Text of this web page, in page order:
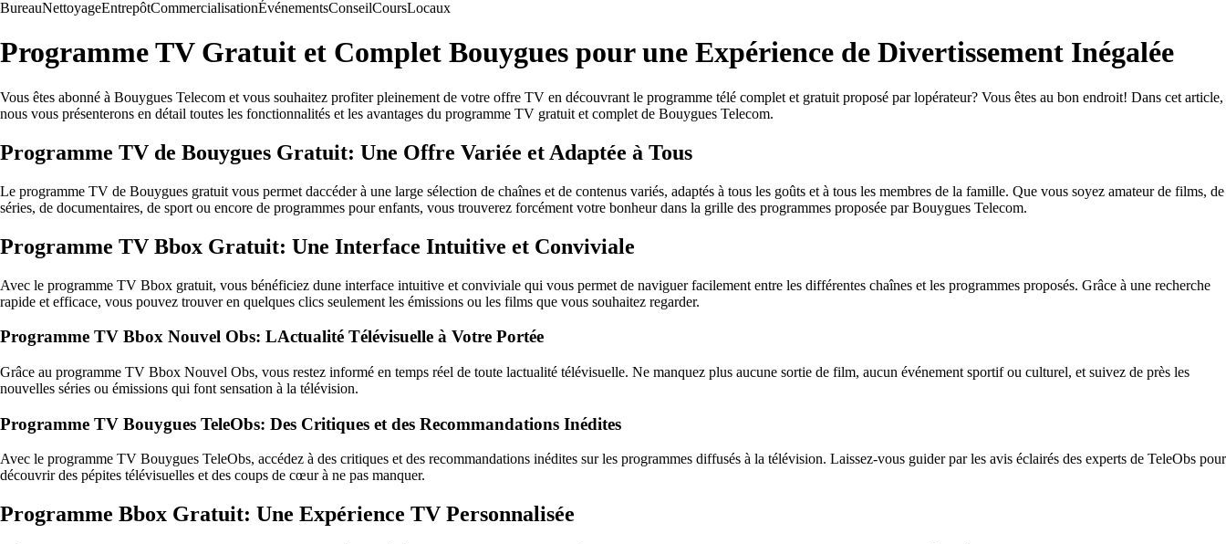
BureauNettoyageEntrepôtCommercialisationÉvénementsConseilCoursLocaux
Programme TV Gratuit et Complet Bouygues pour une Expérience de Divertissement Inégalée
Vous êtes abonné à Bouygues Telecom et vous souhaitez profiter pleinement de votre offre TV en découvrant le programme télé complet et gratuit proposé par lopérateur? Vous êtes au bon endroit! Dans cet article,
nous vous présenterons en détail toutes les fonctionnalités et les avantages du programme TV gratuit et complet de Bouygues Telecom.
Programme TV de Bouygues Gratuit: Une Offre Variée et Adaptée à Tous
Le programme TV de Bouygues gratuit vous permet daccéder à une large sélection de chaînes et de contenus variés, adaptés à tous les goûts et à tous les membres de la famille. Que vous soyez amateur de films, de
séries, de documentaires, de sport ou encore de programmes pour enfants, vous trouverez forcément votre bonheur dans la grille des programmes proposée par Bouygues Telecom.
Programme TV Bbox Gratuit: Une Interface Intuitive et Conviviale
Avec le programme TV Bbox gratuit, vous bénéficiez dune interface intuitive et conviviale qui vous permet de naviguer facilement entre les différentes chaînes et les programmes proposés. Grâce à une recherche
rapide et efficace, vous pouvez trouver en quelques clics seulement les émissions ou les films que vous souhaitez regarder.
Programme TV Bbox Nouvel Obs: LActualité Télévisuelle à Votre Portée
Grâce au programme TV Bbox Nouvel Obs, vous restez informé en temps réel de toute lactualité télévisuelle. Ne manquez plus aucune sortie de film, aucun événement sportif ou culturel, et suivez de près les
nouvelles séries ou émissions qui font sensation à la télévision.
Programme TV Bouygues TeleObs: Des Critiques et des Recommandations Inédites
Avec le programme TV Bouygues TeleObs, accédez à des critiques et des recommandations inédites sur les programmes diffusés à la télévision. Laissez-vous guider par les avis éclairés des experts de TeleObs pour
découvrir des pépites télévisuelles et des coups de cœur à ne pas manquer.
Programme Bbox Gratuit: Une Expérience TV Personnalisée